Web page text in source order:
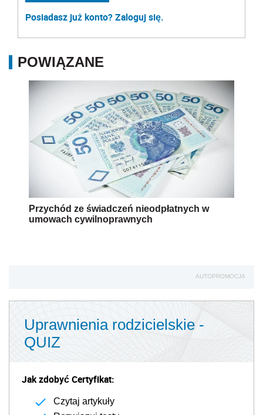
Posiadasz już konto? Zaloguj się.
POWIĄZANE
Przychód ze świadczeń nieodpłatnych w
umowach cywilnoprawnych
AUTOPROMOCJA
Uprawnienia rodzicielskie -
QUIZ
Jak zdobyć Certyfikat:
Czytaj artykuły